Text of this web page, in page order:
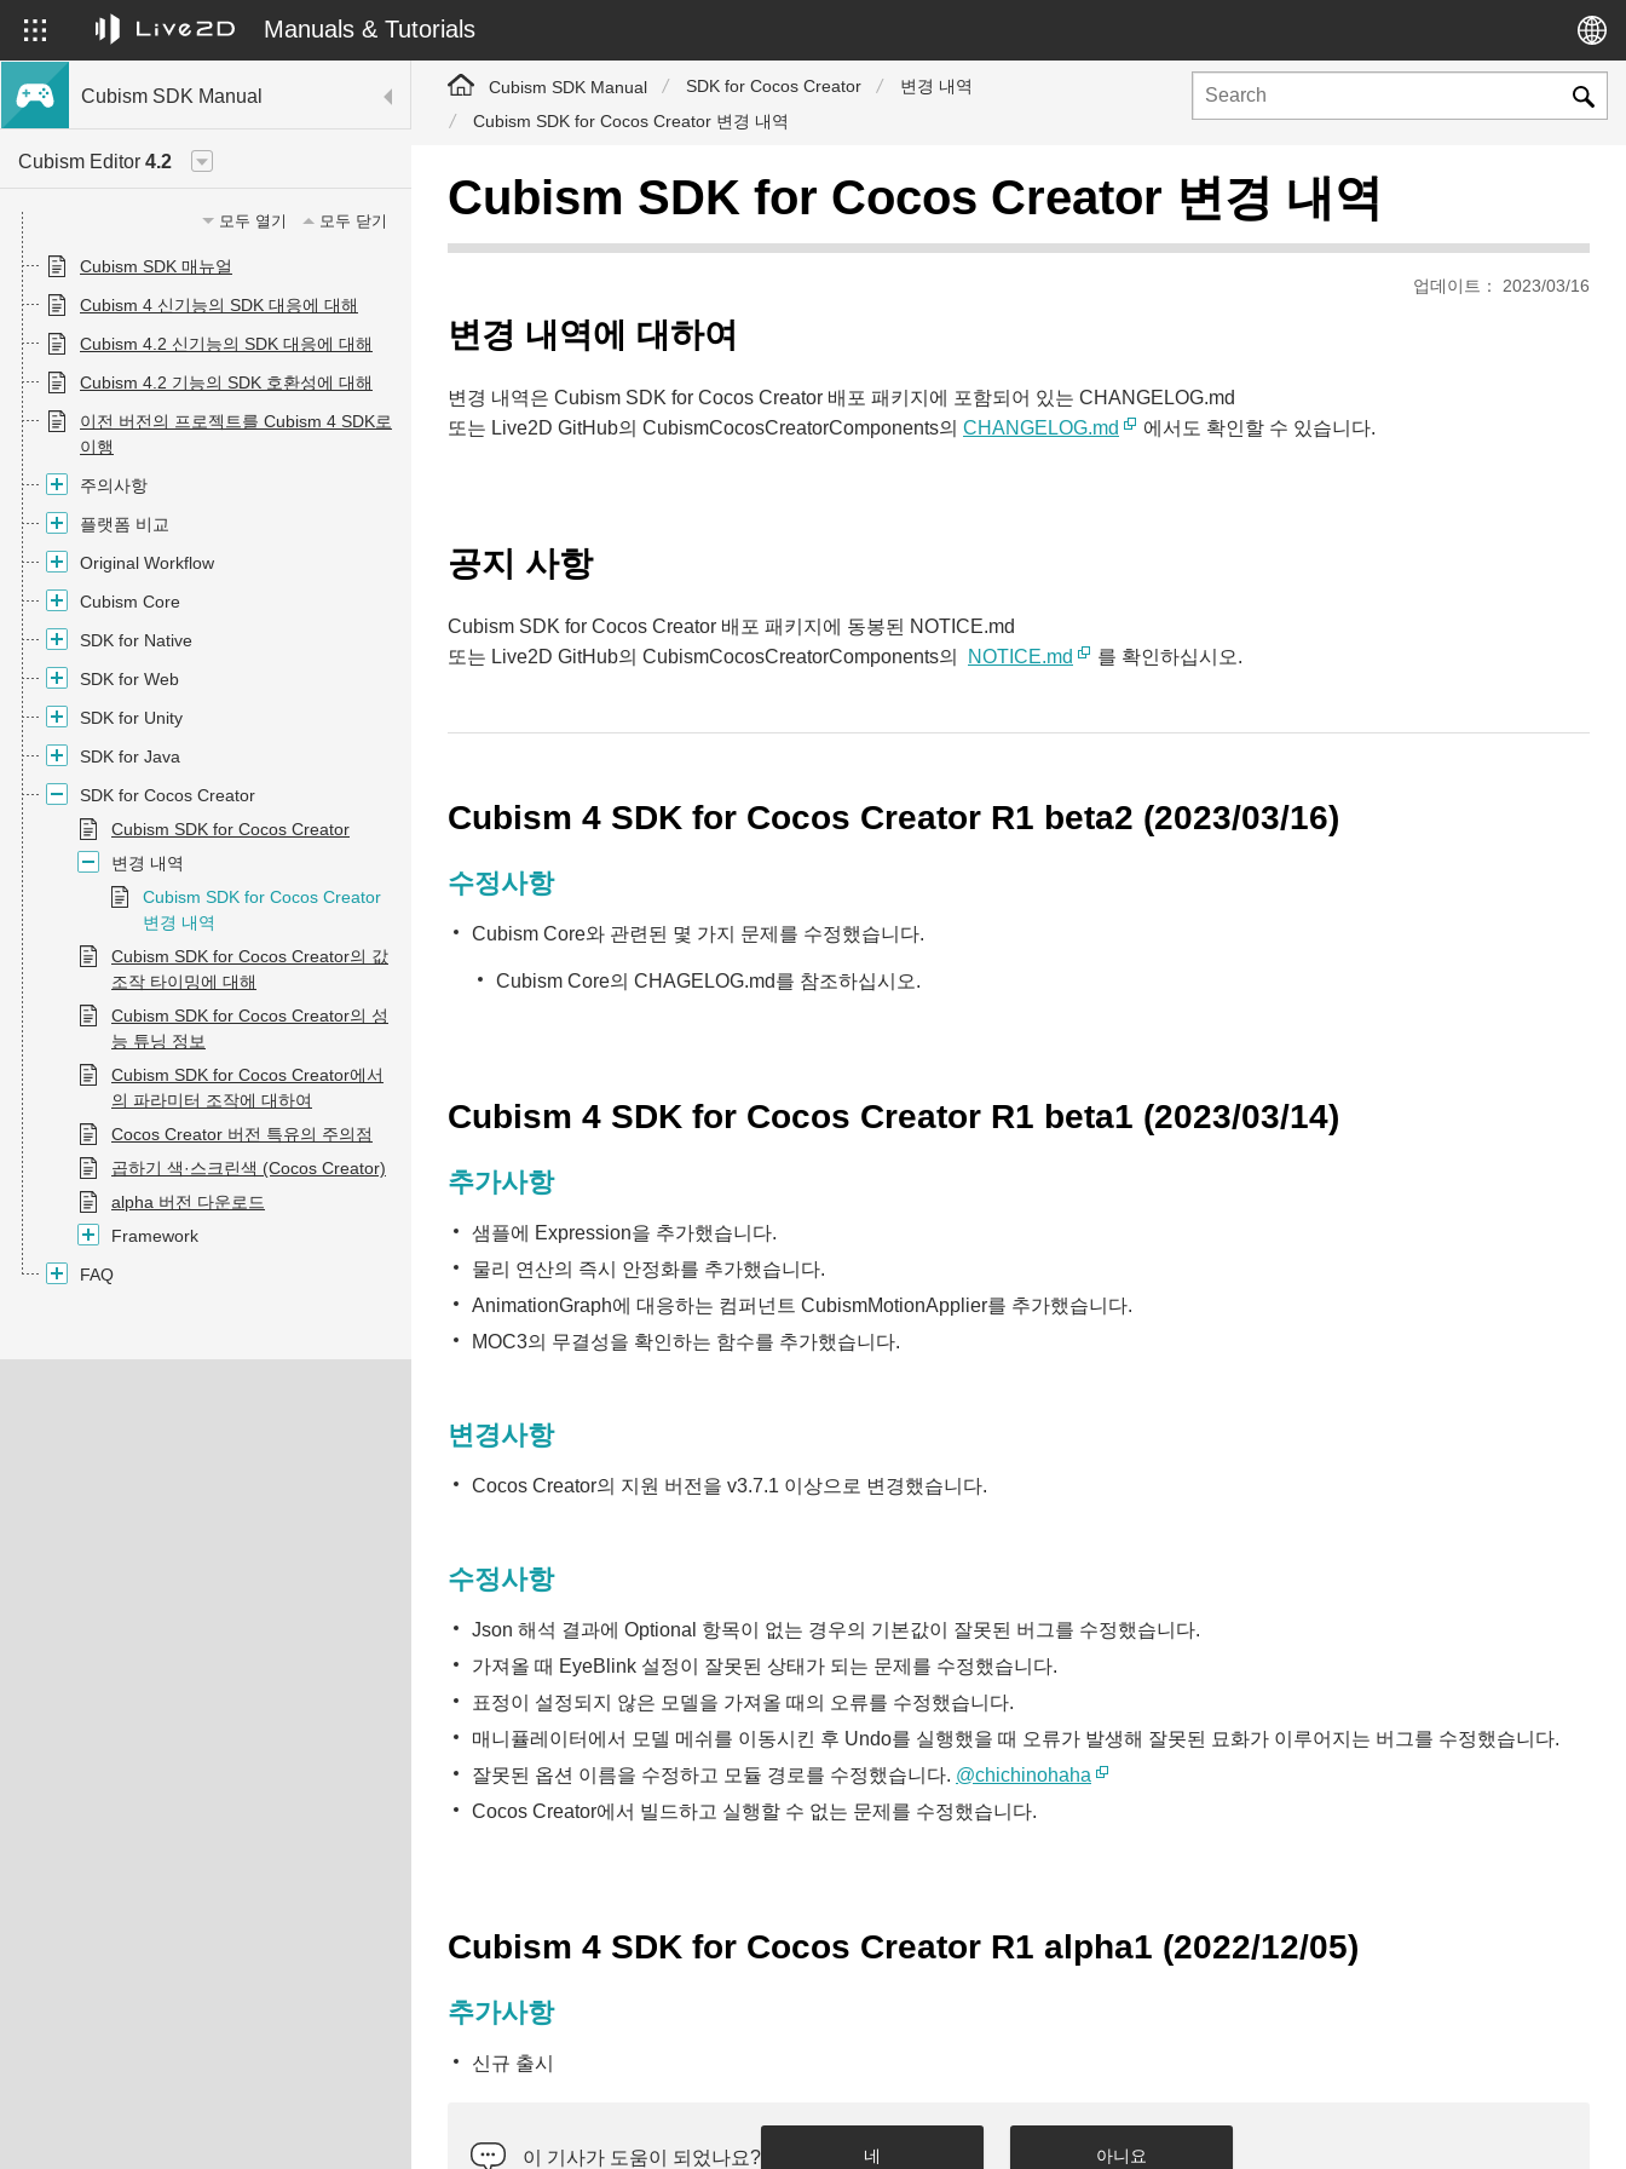
Manuals & Tutorials
Cubism SDK Manual
Cubism Editor 4.2
모두 열기 모두 닫기
Cubism SDK 매뉴얼
Cubism 4 신기능의 SDK 대응에 대해
Cubism 4.2 신기능의 SDK 대응에 대해
Cubism 4.2 기능의 SDK 호환성에 대해
이전 버전의 프로젝트를 Cubism 4 SDK로
이행
주의사항
플랫폼 비교
Original Workflow
Cubism Core
SDK for Native
SDK for Web
SDK for Unity
SDK for Java
SDK for Cocos Creator
Cubism SDK for Cocos Creator
변경 내역
Cubism SDK for Cocos Creator
변경 내역
Cubism SDK for Cocos Creator의 값
조작 타이밍에 대해
Cubism SDK for Cocos Creator의 성
능 튜닝 정보
Cubism SDK for Cocos Creator에서
의 파라미터 조작에 대하여
Cocos Creator 버전 특유의 주의점
곱하기 색·스크린색 (Cocos Creator)
alpha 버전 다운로드
Framework
FAQ
Cubism SDK Manual SDK for Cocos Creator
변경 내역
Cubism SDK for Cocos Creator 변경 내역
Cubism SDK for Cocos Creator 변경 내역
업데이트： 2023/03/16
변경 내역에 대하여
변경 내역은 Cubism SDK for Cocos Creator 배포 패키지에 포함되어 있는 CHANGELOG.md
또는 Live2D GitHub의 CubismCocosCreatorComponents의 CHANGELOG.md 에서도 확인할 수 있습니다.
공지 사항
Cubism SDK for Cocos Creator 배포 패키지에 동봉된 NOTICE.md
또는 Live2D GitHub의 CubismCocosCreatorComponents의
NOTICE.md 를 확인하십시오.
Cubism 4 SDK for Cocos Creator R1 beta2 (2023/03/16)
수정사항
Cubism Core와 관련된 몇 가지 문제를 수정했습니다.
Cubism Core의 CHAGELOG.md를 참조하십시오.
Cubism 4 SDK for Cocos Creator R1 beta1 (2023/03/14)
추가사항
샘플에 Expression을 추가했습니다.
물리 연산의 즉시 안정화를 추가했습니다.
AnimationGraph에 대응하는 컴퍼넌트 CubismMotionApplier를 추가했습니다.
MOC3의 무결성을 확인하는 함수를 추가했습니다.
변경사항
Cocos Creator의 지원 버전을 v3.7.1 이상으로 변경했습니다.
수정사항
Json 해석 결과에 Optional 항목이 없는 경우의 기본값이 잘못된 버그를 수정했습니다.
가져올 때 EyeBlink 설정이 잘못된 상태가 되는 문제를 수정했습니다.
표정이 설정되지 않은 모델을 가져올 때의 오류를 수정했습니다.
매니퓰레이터에서 모델 메쉬를 이동시킨 후 Undo를 실행했을 때 오류가 발생해 잘못된 묘화가 이루어지는 버그를 수정했습니다.
잘못된 옵션 이름을 수정하고 모듈 경로를 수정했습니다. @chichinohaha
Cocos Creator에서 빌드하고 실행할 수 없는 문제를 수정했습니다.
Cubism 4 SDK for Cocos Creator R1 alpha1 (2022/12/05)
추가사항
신규 출시
이 기사가 도움이 되었나요? 네 아니요